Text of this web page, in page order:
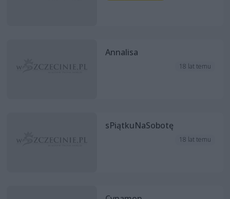
Annalisa
18 lat temu
sPiątkuNaSobotę
18 lat temu